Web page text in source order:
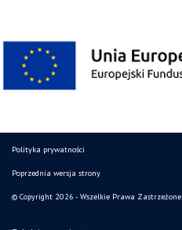
Polityka prywatności
Poprzednia wersja strony
© Copyright 2026 - Wszelkie Prawa Zastrzeżone